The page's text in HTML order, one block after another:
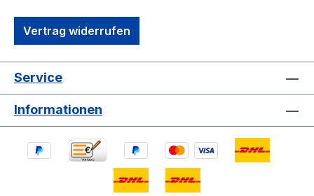
Vertrag widerrufen
Service
Informationen